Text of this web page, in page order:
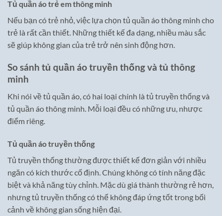
Tủ quần áo trẻ em thông minh
Nếu bạn có trẻ nhỏ, việc lựa chọn tủ quần áo thông minh cho
trẻ là rất cần thiết. Những thiết kế đa dạng, nhiều màu sắc
sẽ giúp không gian của trẻ trở nên sinh động hơn.
So sánh tủ quần áo truyền thống và tủ thông
minh
Khi nói về tủ quần áo, có hai loại chính là tủ truyền thống và
tủ quần áo thông minh. Mỗi loại đều có những ưu, nhược
điểm riêng.
Tủ quần áo truyền thống
Tủ truyền thống thường được thiết kế đơn giản với nhiều
ngăn có kích thước cố định. Chúng không có tính năng đặc
biệt và khả năng tùy chỉnh. Mặc dù giá thành thường rẻ hơn,
nhưng tủ truyền thống có thể không đáp ứng tốt trong bối
cảnh về không gian sống hiện đại.